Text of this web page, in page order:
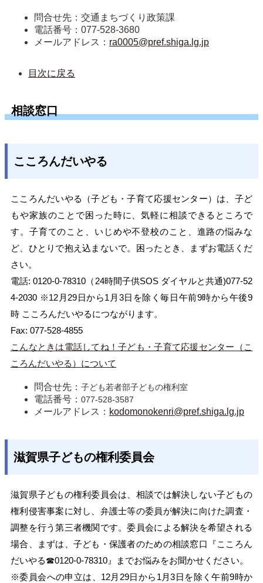
問合せ先：交通まちづくり政策課
電話番号：077-528-3680
メールアドレス： ra0005@pref.shiga.lg.jp
目次に戻る
相談窓口
こころんだいやる
こころんだいやる（子ども・子育て応援センター）は、子ど
もや家族のことで困った時に、気軽に相談できるところで
す。子育てのこと、いじめや不登校のこと、進路の悩みな
ど、ひとりで抱え込まないで。困ったとき、まずお電話くだ
さい。
電話: 0120-0-78310（24時間子供SOS ダイヤルと共通)077-52
4-2030 ※12月29日から1月3日を除く毎日午前9時から午後9
時 こころんだいやるにつながります。
Fax: 077-528-4855
こんなときは電話してね！子ども・子育て応援センター（こ
ころんだいやる）について
問合せ先： 子ども若者部子どもの権利室
電話番号： 077-528-3587
メールアドレス： kodomonokenri@pref.shiga.lg.jp
滋賀県子どもの権利委員会
滋賀県子どもの権利委員会は、相談では解決しない子どもの
権利侵害事案に対し、弁護士等の委員が解決に向けた調査・
調整を行う第三者機関です。委員会による解決を希望される
場合、まずは、子ども・保護者のための相談窓口『こころん
だいやる☎0120-0-78310』までお悩みをお聞かせください。
※委員会への申立は、12月29日から1月3日を除く午前9時か